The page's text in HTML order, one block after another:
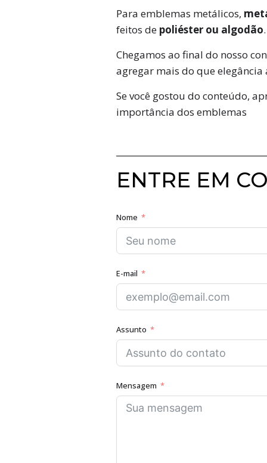
Para emblemas metálicos,
feitos de poliéster ou algodão
Chegamos ao final do nosso
agregar mais do que
Se você gostou do conteúdo,
importância dos emblemas
ENTRE EM
Nome
E-mail
Assunto
Mensagem